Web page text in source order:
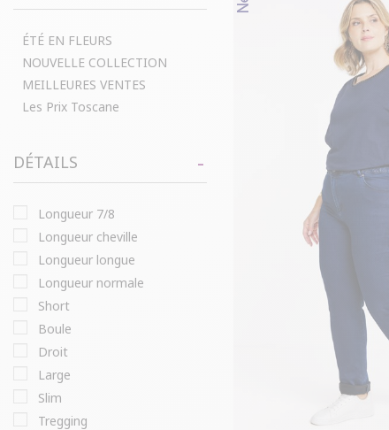
ÉTÉ EN FLEURS
NOUVELLE COLLECTION
MEILLEURES VENTES
Les Prix Toscane
DÉTAILS
longueur 7/8
longueur cheville
longueur longue
longueur normale
short
boule
droit
large
slim
tregging